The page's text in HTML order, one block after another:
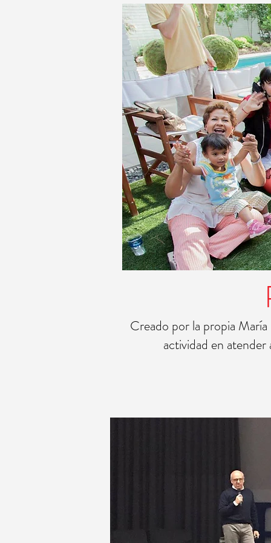
Creado por la propia
actividad en